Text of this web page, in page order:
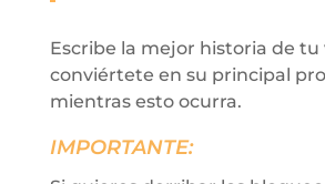
Escribe la mejor historia de tu
conviértete en su principal
mientras esto ocurra.
IMPORTANTE: